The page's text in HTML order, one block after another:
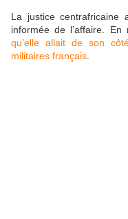
La justice centrafricaine
informée de l’affaire. En
qu’elle allait de son
militaires français